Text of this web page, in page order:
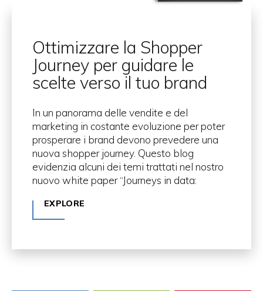
Ottimizzare la Shopper
Journey per guidare le
scelte verso il tuo brand
In un panorama delle vendite e del
marketing in costante evoluzione per poter
prosperare i brand devono prevedere una
nuova shopper journey. Questo blog
evidenzia alcuni dei temi trattati nel nostro
nuovo white paper “Journeys in data:
EXPLORE